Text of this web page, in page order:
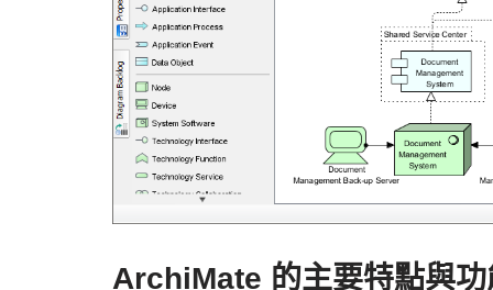
ArchiMate 的主要特點與功